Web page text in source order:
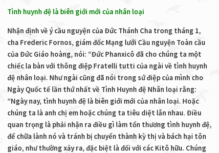
Tình huynh đệ là biên giới mới của nhân loại
Nhận định về ý cầu nguyện của Đức Thánh Cha trong tháng 1,
cha Frederic Fornos, giám đốc Mạng lưới Cầu nguyện Toàn cầu
của Đức Giáo hoàng, nói: “Đức Phanxicô đã cho chúng ta một
chiếc la bàn với thông điệp Fratelli tutti của ngài về tình huynh
đệ nhân loại. Như ngài cũng đã nói trong sứ điệp của mình cho
Ngày Quốc tế lần thứ nhất về Tình Huynh đệ Nhân loại rằng:
“Ngày nay, tình huynh đệ là biên giới mới của nhân loại. Hoặc
chúng ta là anh chị em hoặc chúng ta tiêu diệt lẫn nhau. Điều
quan trọng là phải nhận ra điều gì làm tổn thương tình huynh đệ,
để chữa lành nó và tránh bị chuyển thành kỳ thị và bách hại tôn
giáo, như thường xảy ra, đặc biệt là đối với các Kitô hữu. Chúng